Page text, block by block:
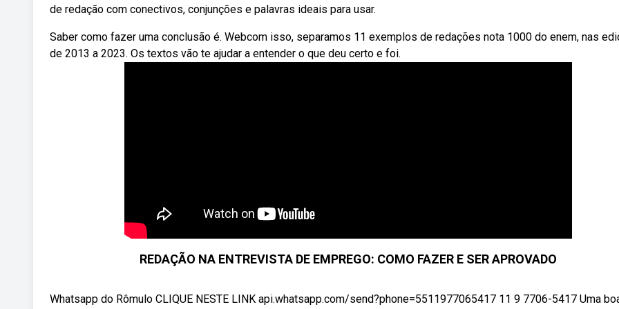
de redação com conectivos, conjunções e palavras ideais para usar.
Saber como fazer uma conclusão é. Webcom isso, separamos 11 exemplos de redações nota 1000 do enem, nas
de 2013 a 2023. Os textos vão te ajudar a entender o que deu certo e foi.
REDAÇÃO NA ENTREVISTA DE EMPREGO: COMO FAZER E SER APROVADO
Whatsapp do Rômulo CLIQUE NESTE LINK api.whatsapp.com/send?phone=5511977065417 11 9 7706-5417 Uma